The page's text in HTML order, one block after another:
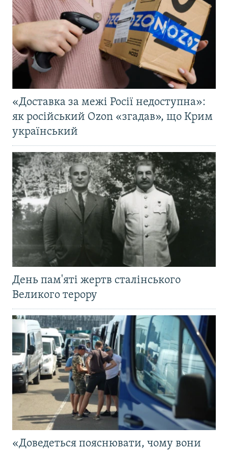
«Доставка за межі Росії недоступна»:
як російський Ozon «згадав», що Крим
український
День пам'яті жертв сталінського
Великого терору
«Доведеться пояснювати, чому вони